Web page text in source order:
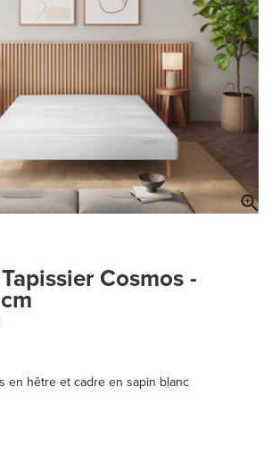
Cosmos -
en hêtre et cadre en sapin blanc